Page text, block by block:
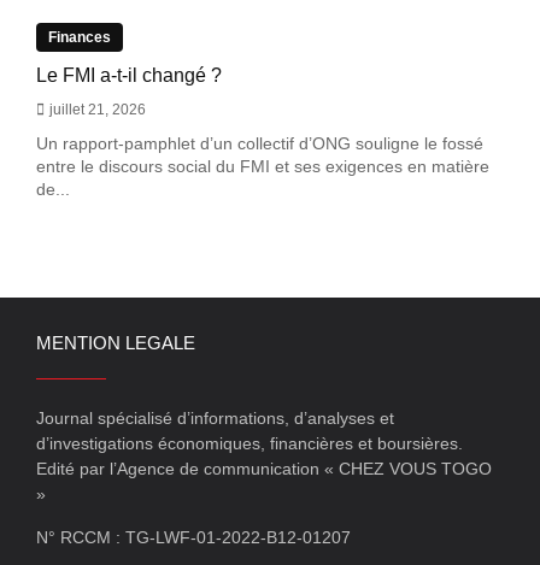
Finances
Le FMI a-t-il changé ?
juillet 21, 2026
Un rapport-pamphlet d’un collectif d’ONG souligne le fossé
entre le discours social du FMI et ses exigences en matière
de...
MENTION LEGALE
Journal spécialisé d’informations, d’analyses et
d’investigations économiques, financières et boursières.
Edité par l’Agence de communication « CHEZ VOUS TOGO
»
N° RCCM : TG-LWF-01-2022-B12-01207